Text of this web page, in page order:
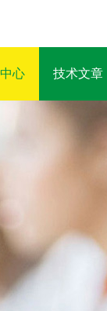
心 技术文章